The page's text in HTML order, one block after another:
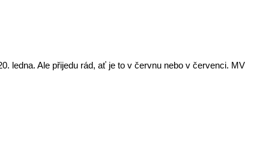
ledna. Ale přijedu rád, ať je to v červnu nebo v červenci. MV